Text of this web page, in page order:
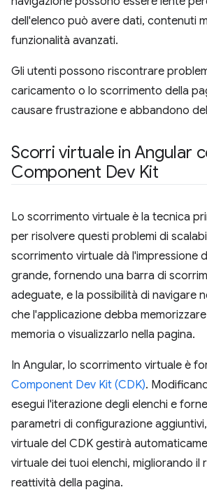
dell'elenco può avere dati, contenuti
funzionalità avanzati.
Gli utenti possono riscontrare
caricamento o lo scorrimento della
causare frustrazione e abbandono
Scorri virtuale in Angular
Component Dev Kit
Lo scorrimento virtuale è la tecnica
per risolvere questi problemi di
scorrimento virtuale dà l'impressione
grande, fornendo una barra di
adeguate, e la possibilità di navigare
che l'applicazione debba
memoria o visualizzarlo nella pagina.
In Angular, lo scorrimento virtuale è
Component Dev Kit (CDK).
esegui l'iterazione degli elenchi e
parametri di configurazione
virtuale del CDK gestirà
virtuale dei tuoi elenchi, migliorando il
reattività della pagina.